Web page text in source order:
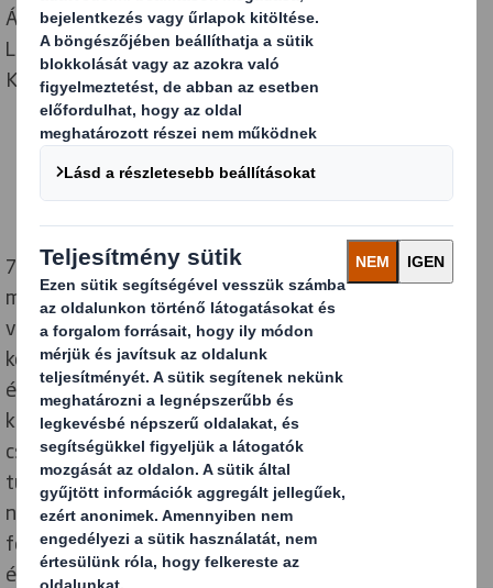
Átadtuk új Rost- és Papírfejlesztési
Laboratóriumunkat egyik vezető egységünkben, a
Kemsley papírgyárban, Kentben (Egyesült Királyság).
750.000 GBP-t fektetéssel létrehoztunk egy új,
modern laboratóriumot annak érdekében, hogy
vevőinkkel együtt dolgozhassunk csomagolásuk
körforgásos gazdaságra való optimalizálása
érdekében. A laboratóriumban olyan technológiákat
kutatnak majd, amelyek javítják a rost alapú
csomagolások teljesítményét és fenntarthatósági
tulajdonságait, beleértve a bevonatokat, a
nedvességkezelést, anyaghasználatot, a
felületvédelmi anyagokat, az újrafeldolgozhatóságot
és az újrahasznosíthatóságot.